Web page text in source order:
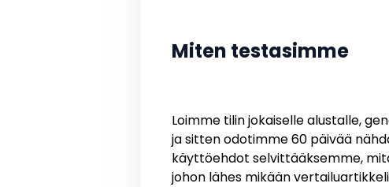
Miten testasimme
Loimme tilin jokaiselle alustalle,
ja sitten odotimme 60 päivää
käyttöehdot selvittääksemme,
johon lähes mikään